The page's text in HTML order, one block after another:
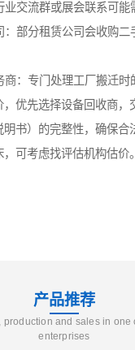
交流群或展会联系可能
：部分租赁公司会收购二
：专门处理工厂搬迁时
，优先选择设备回收商，
明书）的完整性，确保合
可考虑找评估机构估价。
产品推荐
production and sales in one
enterprises